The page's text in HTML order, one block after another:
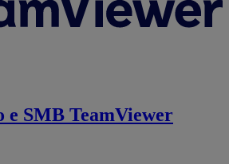
e SMB TeamViewer